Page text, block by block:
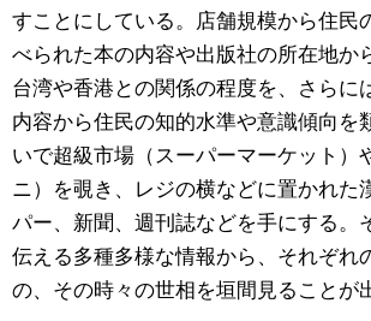
すことにしている。店舗規模から住民
べられた本の内容や出版社の所在地か
台湾や香港との関係の程度を、さらに
内容から住民の知的水準や意識傾向を
いで超級市場（スーパーマーケット）
ニ）を覗き、レジの横などに置かれた
パー、新聞、週刊誌などを手にする。
伝える多種多様な情報から、それぞれ
の、その時々の世相を垣間見ることが